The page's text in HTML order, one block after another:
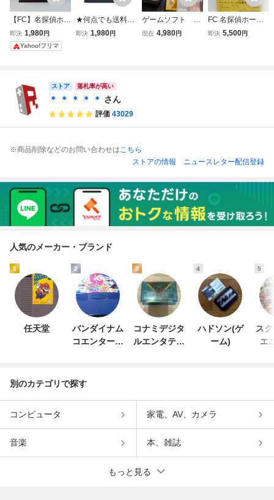
【FC】名探偵ホー
ムズ 霧のロンドン
殺人事件 ファミコ
ン 動作確認済み
即決 1,980円
Yahoo!フリマ
★何点でも送料１
８５円★ 名探偵ホ
確認済み
即決 1,980円
ゲームソフト フ
ァミリーコンピュ
現在 4,980円
FC 名探偵ホーム
ズ 霧のロンドン殺
即決 5,500円
ストア 落札率が高い
＊ ＊ ＊ ＊ ＊ さん
評価 43029
※商品削除などのお問い合わせはこちら
ストアの情報
ニュースレター配信登録
人気のメーカー・ブランド
1
任天堂
2
バンダイナム
コエンターテ
3
コナミデジタ
ルエンタテイ
4
ハドソン(ゲ
ーム)
5
ス
エ
別のカテゴリで探す
コンピュータ 家電、AV、カメラ
音楽 本、雑誌
もっと見る